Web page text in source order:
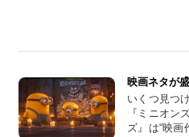
映画ネタが
いくつ見つ
『ミニオン
ズ』は“映画